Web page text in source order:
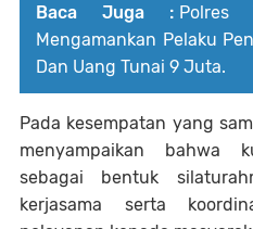
Baca Juga : Polres
Mengamankan Pelaku
Dan Uang Tunai 9 Juta.
Pada kesempatan yang
menyampaikan bahwa
sebagai bentuk
kerjasama serta